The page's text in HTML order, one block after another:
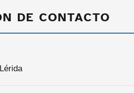
DE CONTACTO